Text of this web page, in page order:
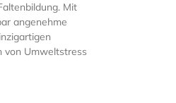
Mit
angenehme
von Umweltstress